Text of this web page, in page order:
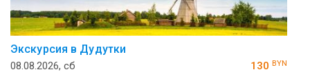
Экскурсия в Дудутки
08.08.2026, сб 130 BYN